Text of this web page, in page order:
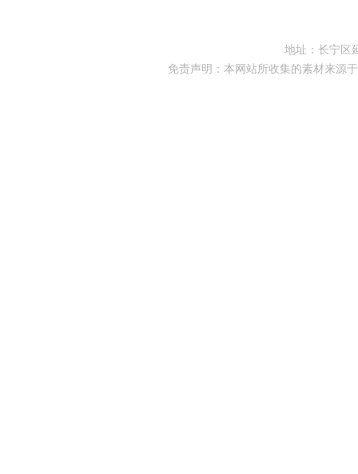
地址：长宁区
免责声明：本网站所收集的素材来源